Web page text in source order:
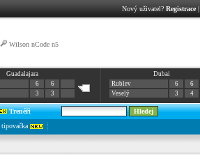
Nový uživatel? Registrace|
Wilson nCode n5
Guadalajara
6
6
3 3
Dubai
Rublev
6
6
Veselý
3 4
Trenéři
tipovačka